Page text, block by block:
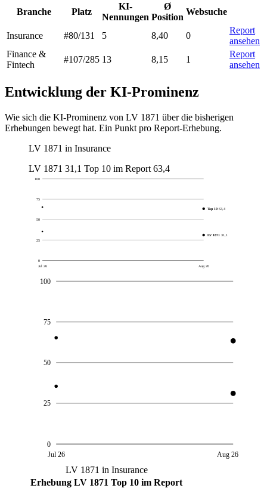
Branche Platz
KI-
Nennungen
Ø
Position
Websuche
Insurance #80/131 5 8,40 0
Report
ansehen
Finance &
Fintech
#107/285 13 8,15 1
Report
ansehen
Entwicklung der KI-Prominenz
Wie sich die KI-Prominenz von LV 1871 über die bisherigen
Erhebungen bewegt hat. Ein Punkt pro Report-Erhebung.
LV 1871 in Insurance
LV 1871 31,1 Top 10 im Report 63,4
0
25
50
75
100
Jul 26 Aug 26
LV 1871 31,1
Top 10 63,4
0
25
50
75
100
Jul 26 Aug 26
LV 1871 in Insurance
Erhebung LV 1871 Top 10 im Report